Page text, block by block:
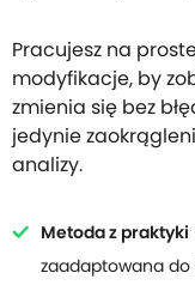
Pracujesz na
modyfikacje, by
zmienia się bez
jedynie
analizy.
Metoda z praktyki
zaadaptowana do